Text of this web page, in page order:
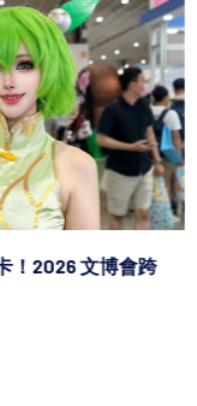
！2026 文博會跨